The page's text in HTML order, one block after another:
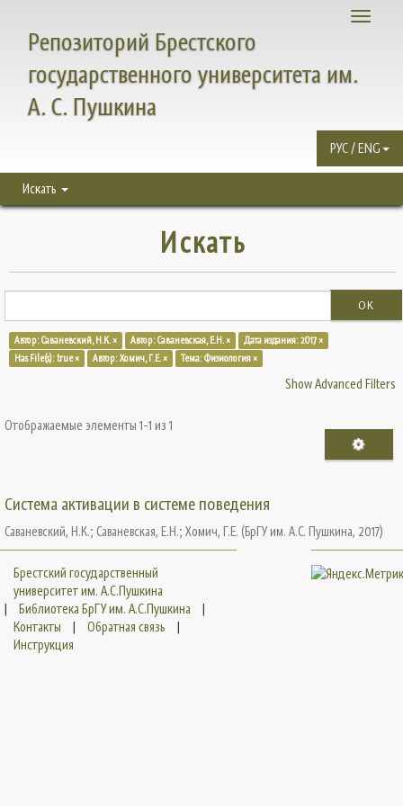
Toggle
Репозиторий Брестского
государственного университета им.
А. С. Пушкина
РУС / ENG
Искать
Искать
OK
Автор: Саваневский, Н.К. × Автор: Саваневская, Е.Н. ×
Дата издания: 2017 ×
Has File(s): true ×
Автор: Хомич, Г.Е. × Тема: Физиология ×
Show Advanced Filters
Отображаемые элементы 1-1 из 1
Система активации в системе поведения
Саваневский, Н.К.; Саваневская, Е.Н.; Хомич, Г.Е. (БрГУ им. А.С. Пушкина, 2017)
Брестский государственный
университет им. А.С.Пушкина
|
Библиотека БрГУ им. А.С.Пушкина
|
Контакты
| Обратная связь
|
Инструкция